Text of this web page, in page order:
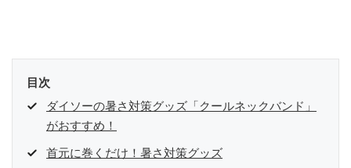
目次
ダイソーの暑さ対策グッズ「クールネックバンド」
がおすすめ！
首元に巻くだけ！暑さ対策グッズ